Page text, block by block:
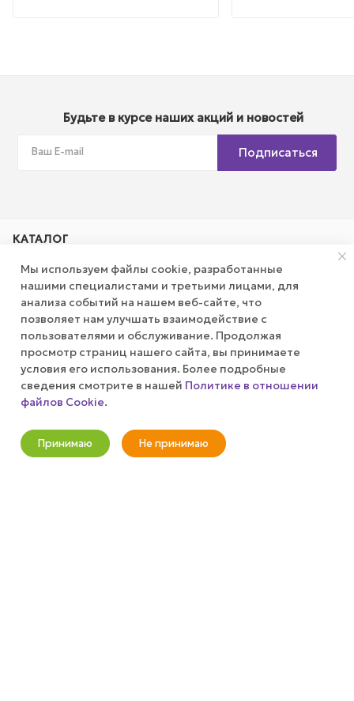
Будьте в курсе наших акций и новостей
Подписаться
КАТАЛОГ
КОМПАНИЯ
ПУБЛИЧНАЯ ОФЕРТА
КАК СДЕЛАТЬ ЗАКАЗ?
+7 (800) 100-37-51
Мы используем файлы cookie, разработанные
нашими специалистами и третьими лицами, для
анализа событий на нашем веб-сайте, что
позволяет нам улучшать взаимодействие с
пользователями и обслуживание. Продолжая
просмотр страниц нашего сайта, вы принимаете
условия его использования. Более подробные
сведения смотрите в нашей Политике в отношении
файлов Cookie.
Принимаю Не принимаю